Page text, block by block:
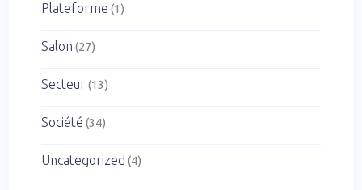
Plateforme (1)
Salon (27)
Secteur(13)
Société (34)
Uncategorized (4)